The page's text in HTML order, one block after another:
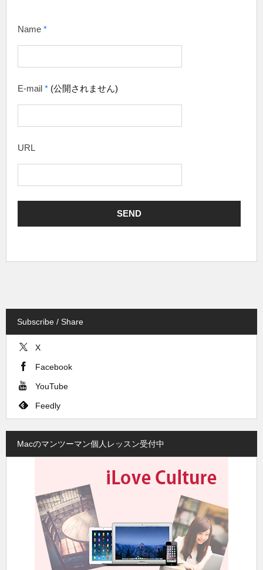
Name *
E-mail * (公開されません)
URL
Subscribe / Share
X
Facebook
YouTube
Feedly
Macのマンツーマン個人レッスン受付中